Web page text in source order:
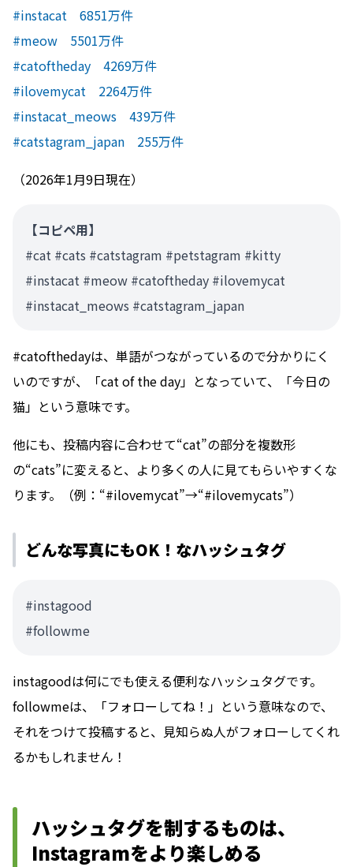
#instacat 6851万件
#meow 5501万件
#catoftheday 4269万件
#ilovemycat 2264万件
#instacat_meows 439万件
#catstagram_japan 255万件
（2026年1月9日現在）
【コピペ用】
#cat #cats #catstagram #petstagram #kitty
#instacat #meow #catoftheday #ilovemycat
#instacat_meows #catstagram_japan
#catofthedayは、単語がつながっているので分かりにく
いのですが、「cat of the day」となっていて、「今日の
猫」という意味です。
他にも、投稿内容に合わせて“cat”の部分を複数形
の“cats”に変えると、より多くの人に見てもらいやすくな
ります。（例：“#ilovemycat”→“#ilovemycats”）
どんな写真にもOK！なハッシュタグ
#instagood
#followme
instagoodは何にでも使える便利なハッシュタグです。
followmeは、「フォローしてね！」という意味なので、
それをつけて投稿すると、見知らぬ人がフォローしてくれ
るかもしれません！
ハッシュタグを制するものは、
Instagramをより楽しめる